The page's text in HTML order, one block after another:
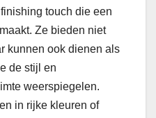
touch die een
Ze bieden niet
kunnen ook dienen als
de stijl en
weerspiegelen.
in rijke kleuren of